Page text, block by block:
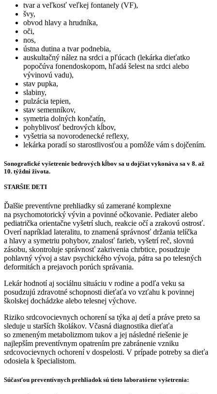
tvar a veľkosť veľkej fontanely (VF),
švy,
obvod hlavy a hrudníka,
oči,
nos,
ústna dutina a tvar podnebia,
auskultačný nález na srdci a pľúcach (lekárka dieťatko
popočúva fonendoskopom, hľadá šelest na srdci alebo
vývinovú vadu),
stav pupka,
slabiny,
pulzácia tepien,
stav semenníkov,
symetria dolných končatín,
pohyblivosť bedrových kĺbov,
vyšetria sa novorodenecké reflexy,
lekárka poradí so starostlivosťou a pomôže vám s dojčením.
Sonografické vyšetrenie bedrových kĺbov sa u dojčiat vykonáva sa v 8. až
10. týždni života.
STARŠIE DETI
Ďalšie preventívne prehliadky sú zamerané komplexne
na psychomotorický vývin a povinné očkovanie. Pediater alebo
pediatrička orientačne vyšetrí sluch, reakcie očí a zrakovú ostrosť.
Overí napríklad lateralitu, to znamená správnosť držania telíčka
a hlavy a symetriu pohybov, znalosť farieb, vyšetrí reč, slovnú
zásobu, skontroluje správnosť zakrivenia chrbtice, posudzuje
pohlavný vývoj a stav psychického vývoja, pátra sa po telesných
deformitách a prejavoch porúch správania.
Lekár hodnotí aj sociálnu situáciu v rodine a podľa veku sa
posudzujú zdravotné schopnosti dieťaťa vo vzťahu k povinnej
školskej dochádzke alebo telesnej výchove.
Riziko srdcovocievnych ochorení sa týka aj detí a práve preto sa
sleduje u starších školákov. Včasná diagnostika dieťaťa
so zmeneným metabolizmom tukov a jej následné riešenie je
najlepším preventívnym opatrením pre zabránenie vzniku
srdcovocievnych ochorení v dospelosti. V prípade potreby sa dieťa
odosiela k špecialistom.
Súčasťou preventívnych prehliadok sú tieto laboratórne vyšetrenia: